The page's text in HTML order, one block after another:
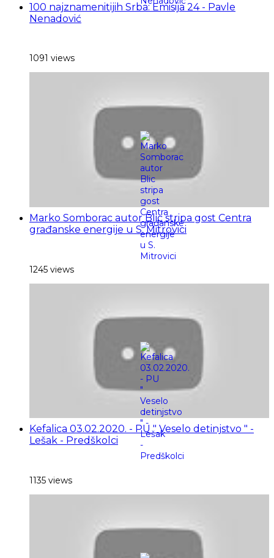
100 najznamenitijih Srba: Emisija 24 - Pavle
Nenadović
1091 views
Marko Somborac autor Blic stripa gost Centra
građanske energije u S. Mitrovici
1245 views
Kefalica 03.02.2020. - PU " Veselo detinjstvo " -
Lešak - Predškolci
1135 views